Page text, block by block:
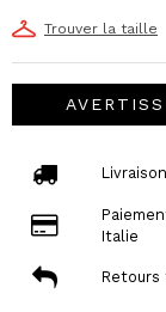
Trouver la taille
Italie